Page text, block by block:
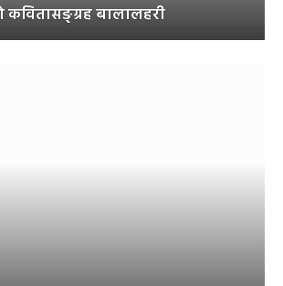
कवितासङ्ग्रह बालालहरी